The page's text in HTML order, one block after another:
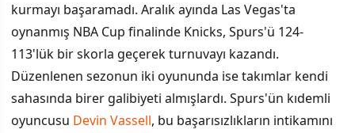
Favoriler ve İstatistiksel Beklentiler
Sezonsal Başarı Metrikleri
kurmayı başaramadı. Aralık ayında Las Vegas'ta
oynanmış NBA Cup finalinde Knicks, Spurs'ü 124-
113'lük bir skorla geçerek turnuvayı kazandı.
Düzenlenen sezonun iki oyununda ise takımlar kendi
sahasında birer galibiyeti almışlardı. Spurs'ün kıdemli
oyuncusu Devin Vassell, bu başarısızlıkların intikamını